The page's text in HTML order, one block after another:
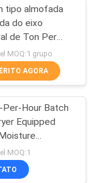
do
tipo almofada
do eixo
de Ton Per
Maize do
22 do fluxo
MOQ:1 grupo
AGORA
Hour Batch
Equipped
MOQ:1